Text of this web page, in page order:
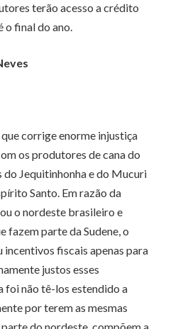
terão acesso a crédito
o final do ano.
corrige enorme injustiça
os produtores de cana do
Jequitinhonha e do Mucuri
Santo. Em razão da
o nordeste brasileiro e
fazem parte da Sudene, o
fiscais apenas para
justos esses
foi não tê-los estendido a
por terem as mesmas